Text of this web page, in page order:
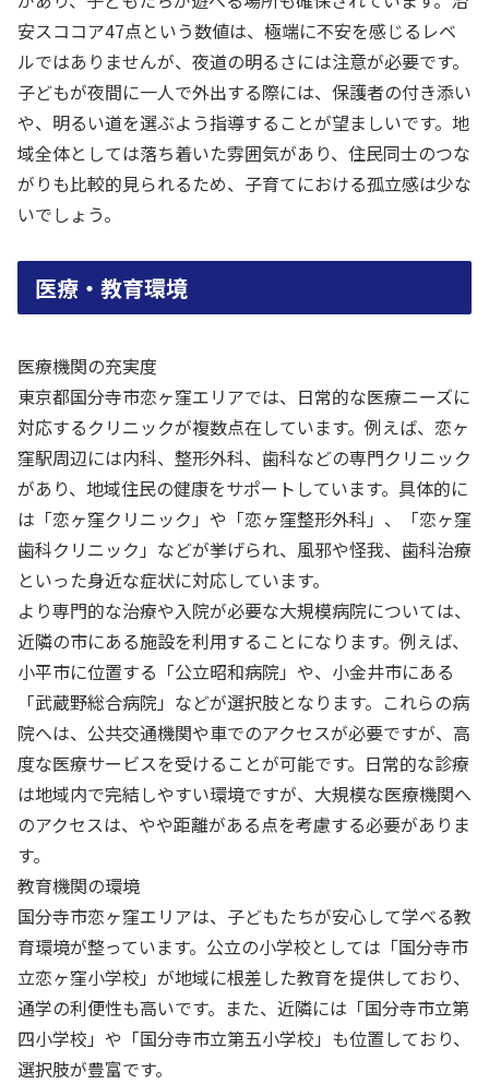
安スココア47点という数値は、極端に不安を感じるレベ
ルではありませんが、夜道の明るさには注意が必要です。
子どもが夜間に一人で外出する際には、保護者の付き添い
や、明るい道を選ぶよう指導することが望ましいです。地
域全体としては落ち着いた雰囲気があり、住民同士のつな
がりも比較的見られるため、子育てにおける孤立感は少な
いでしょう。
医療・教育環境
医療機関の充実度
東京都国分寺市恋ヶ窪エリアでは、日常的な医療ニーズに
対応するクリニックが複数点在しています。例えば、恋ヶ
窪駅周辺には内科、整形外科、歯科などの専門クリニック
があり、地域住民の健康をサポートしています。具体的に
は「恋ヶ窪クリニック」や「恋ヶ窪整形外科」、「恋ヶ窪
歯科クリニック」などが挙げられ、風邪や怪我、歯科治療
といった身近な症状に対応しています。
より専門的な治療や入院が必要な大規模病院については、
近隣の市にある施設を利用することになります。例えば、
小平市に位置する「公立昭和病院」や、小金井市にある
「武蔵野総合病院」などが選択肢となります。これらの病
院へは、公共交通機関や車でのアクセスが必要ですが、高
度な医療サービスを受けることが可能です。日常的な診療
は地域内で完結しやすい環境ですが、大規模な医療機関へ
のアクセスは、やや距離がある点を考慮する必要がありま
す。
教育機関の環境
国分寺市恋ヶ窪エリアは、子どもたちが安心して学べる教
育環境が整っています。公立の小学校としては「国分寺市
立恋ヶ窪小学校」が地域に根差した教育を提供しており、
通学の利便性も高いです。また、近隣には「国分寺市立第
四小学校」や「国分寺市立第五小学校」も位置しており、
選択肢が豊富です。